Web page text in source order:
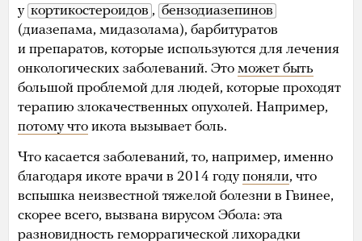
у кортикостероидов , бензодиазепинов
(диазепама, мидазолама), барбитуратов
и препаратов, которые используются для лечения
онкологических заболеваний. Это может быть
большой проблемой для людей, которые проходят
терапию злокачественных опухолей. Например,
потому что икота вызывает боль.
Что касается заболеваний, то, например, именно
благодаря икоте врачи в 2014 годупоняли, что
вспышка неизвестной тяжелой болезни в Гвинее,
скорее всего, вызвана вирусом Эбола: эта
разновидность геморрагической лихорадки